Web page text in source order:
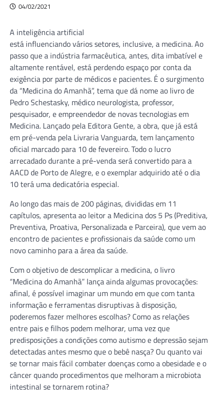
04/02/2021
A inteligência artificial
está influenciando vários setores, inclusive, a medicina. Ao
passo que a indústria farmacêutica, antes, dita imbatível e
altamente rentável, está perdendo espaço por conta da
exigência por parte de médicos e pacientes. É o surgimento
da “Medicina do Amanhã”, tema que dá nome ao livro de
Pedro Schestasky, médico neurologista, professor,
pesquisador, e empreendedor de novas tecnologias em
Medicina. Lançado pela Editora Gente, a obra, que já está
em pré-venda pela Livraria Vanguarda, tem lançamento
oficial marcado para 10 de fevereiro. Todo o lucro
arrecadado durante a pré-venda será convertido para a
AACD de Porto de Alegre, e o exemplar adquirido até o dia
10 terá uma dedicatória especial.
Ao longo das mais de 200 páginas, divididas em 11
capítulos, apresenta ao leitor a Medicina dos 5 Ps (Preditiva,
Preventiva, Proativa, Personalizada e Parceira), que vem ao
encontro de pacientes e profissionais da saúde como um
novo caminho para a área da saúde.
Com o objetivo de descomplicar a medicina, o livro
“Medicina do Amanhã” lança ainda algumas provocações:
afinal, é possível imaginar um mundo em que com tanta
informação e ferramentas disruptivas à disposição,
poderemos fazer melhores escolhas? Como as relações
entre pais e filhos podem melhorar, uma vez que
predisposições a condições como autismo e depressão sejam
detectadas antes mesmo que o bebê nasça? Ou quanto vai
se tornar mais fácil combater doenças como a obesidade e o
câncer quando procedimentos que melhoram a microbiota
intestinal se tornarem rotina?